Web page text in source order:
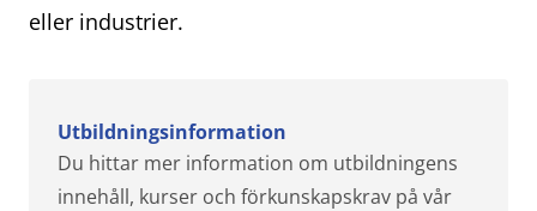
eller industrier.
Utbildningsinformation
Du hittar mer information om utbildningens
innehåll, kurser och förkunskapskrav på vår